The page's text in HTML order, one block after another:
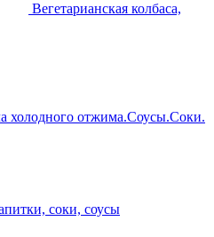
Вегетарианская колбаса,
холодного отжима.Соусы.Соки.
соки, соусы